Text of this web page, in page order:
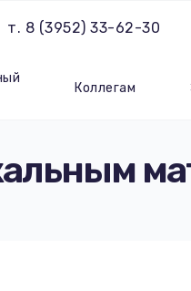
т. 8 (3952) 33-62-30
Коллегам